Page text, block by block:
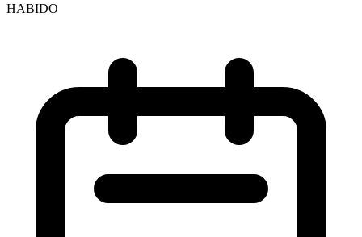
HABIDO